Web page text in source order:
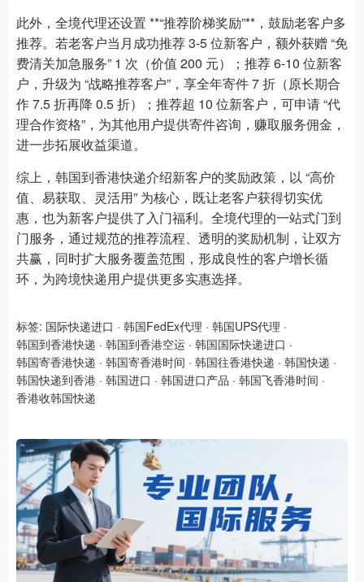
此外，全境代理还设置 **“推荐阶梯奖励”**，鼓励老客户多
推荐。若老客户当月成功推荐 3-5 位新客户，额外获赠 “免
费清关加急服务” 1 次（价值 200 元）；推荐 6-10 位新客
户，升级为 “战略推荐客户”，享全年寄件 7 折（原长期合
作 7.5 折再降 0.5 折）；推荐超 10 位新客户，可申请 “代
理合作资格”，为其他用户提供寄件咨询，赚取服务佣金，
进一步拓展收益渠道。
综上，韩国到香港快递介绍新客户的奖励政策，以 “高价
值、易获取、灵活用” 为核心，既让老客户获得切实优
惠，也为新客户提供了入门福利。全境代理的一站式门到
门服务，通过规范的推荐流程、透明的奖励机制，让双方
共赢，同时扩大服务覆盖范围，形成良性的客户增长循
环，为跨境快递用户提供更多实惠选择。
标签: 国际快递进口 · 韩国FedEx代理 · 韩国UPS代理 ·
韩国到香港快递 · 韩国到香港空运 · 韩国国际快递进口 ·
韩国寄香港快递 · 韩国寄香港时间 · 韩国往香港快递 · 韩国快递 ·
韩国快递到香港 · 韩国进口 · 韩国进口产品 · 韩国飞香港时间 ·
香港收韩国快递